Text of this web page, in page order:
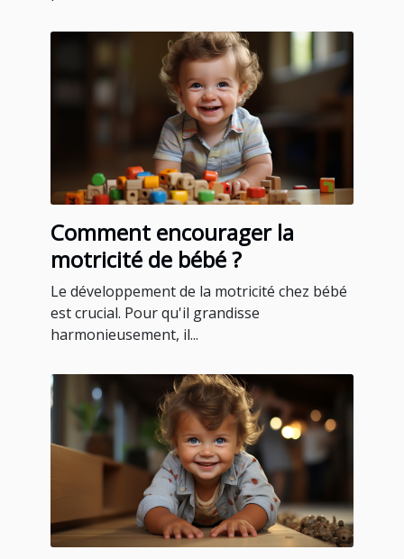
Comment encourager la
motricité de bébé ?
Le développement de la motricité chez bébé
est crucial. Pour qu'il grandisse
harmonieusement, il...